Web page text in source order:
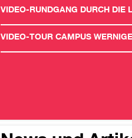
VIDEO-RUNDGANG DURCH DIE
VIDEO-TOUR CAMPUS